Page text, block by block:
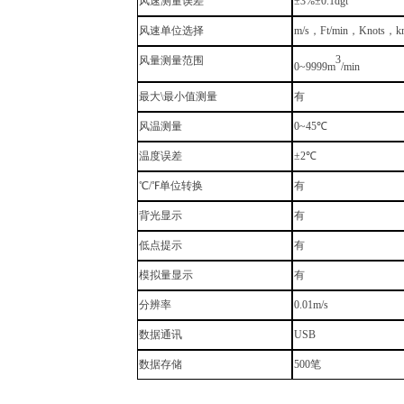
风速单位选择 m/s ，Ft/min ，Knots ，
风量测量范围
0~9999m
3
/min
最大\最小值测量 有
风温测量 0~45℃
温度误差 ±2℃
℃/℉单位转换 有
背光显示 有
低点提示 有
模拟量显示 有
分辨率 0.01m/s
数据通讯 USB
数据存储 500笔